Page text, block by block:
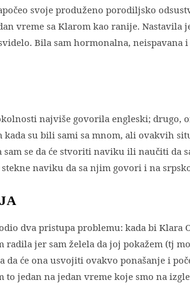
svoje produženo porodiljsko
vreme sa Klarom kao ranije. Nastavila
Bila sam hormonalna, neispavana
najviše govorila engleski; drugo,
kada su bili sami sa mnom, ali ovakvih
se da će stvoriti naviku ili naučiti da
stekne naviku da sa njim govori i na
dva pristupa problemu: kada bi Klara
radila jer sam želela da joj pokažem (tj
da će ona usvojiti ovakvo ponašanje i
jedan na jedan vreme koje smo na